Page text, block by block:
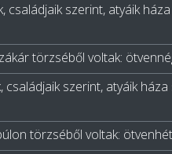
családjaik szerint, atyáik
törzséből voltak:
szerint, atyáik
törzséből voltak: